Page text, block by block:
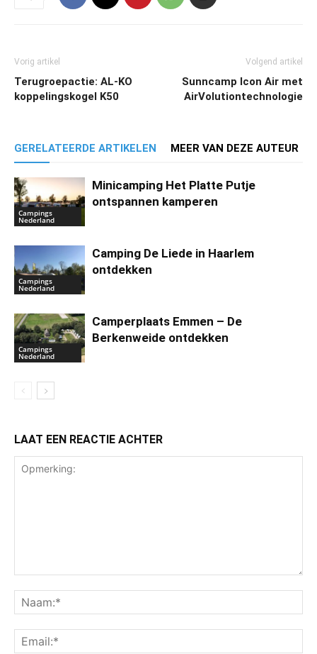
Vorig artikel
Terugroepactie: AL-KO
koppelingskogel K50
Volgend artikel
Sunncamp Icon Air met
AirVolutiontechnologie
GERELATEERDE ARTIKELEN MEER VAN DEZE AUTEUR
Campings
Nederland
Minicamping Het Platte Putje
ontspannen kamperen
Campings
Nederland
Camping De Liede in Haarlem
ontdekken
Campings
Nederland
Camperplaats Emmen – De
Berkenweide ontdekken
LAAT EEN REACTIE ACHTER